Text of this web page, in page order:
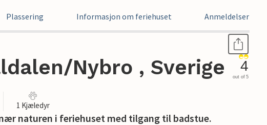
Plassering Informasjon om feriehuset Anmeldelser
Nybro , Sverige 4
out of 5
1 Kjæledyr
naturen i feriehuset med tilgang til badstue.